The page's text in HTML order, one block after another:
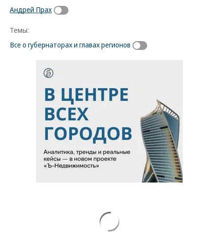
Андрей Прах
Темы:
Все о губернаторах и главах регионов